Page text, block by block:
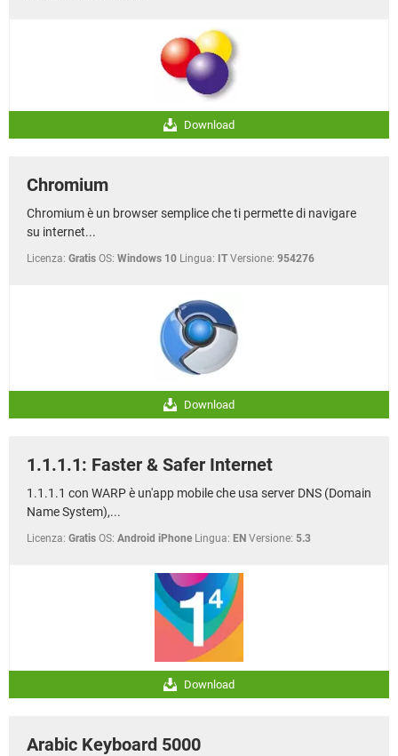
Download
Chromium
Chromium è un browser semplice che ti permette di navigare
su internet...
Licenza: Gratis OS: Windows 10 Lingua: IT Versione: 954276
Download
1.1.1.1: Faster & Safer Internet
1.1.1.1 con WARP è un'app mobile che usa server DNS (Domain
Name System),...
Licenza: Gratis OS: Android iPhone Lingua: EN Versione: 5.3
Download
Arabic Keyboard 5000